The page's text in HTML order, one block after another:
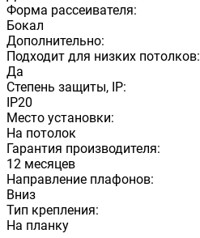
Форма рассеивателя:
Бокал
Дополнительно:
Подходит для низких потолков:
Да
Степень защиты, IP:
IP20
Место установки:
На потолок
Гарантия производителя:
12 месяцев
Направление плафонов:
Вниз
Тип крепления:
На планку